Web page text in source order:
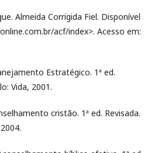
Almeida Corrigida Fiel. Disponível
acf/index>. Acesso em:
Estratégico. 1ª ed.
Vida, 2001.
cristão. 1ª ed. Revisada.